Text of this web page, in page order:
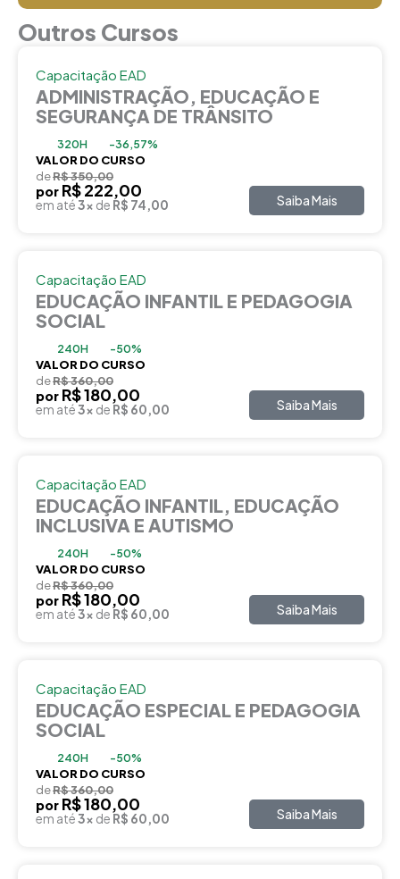
Outros Cursos
Capacitação EAD
ADMINISTRAÇÃO, EDUCAÇÃO E
SEGURANÇA DE TRÂNSITO
320H -36,57%
VALOR DO CURSO
deR$ 350,00
por R$ 222,00
em até3x de R$ 74,00 Saiba Mais
Capacitação EAD
EDUCAÇÃO INFANTIL E PEDAGOGIA
SOCIAL
240H -50%
VALOR DO CURSO
deR$ 360,00
por R$ 180,00
em até3x de R$ 60,00 Saiba Mais
Capacitação EAD
EDUCAÇÃO INFANTIL, EDUCAÇÃO
INCLUSIVA E AUTISMO
240H -50%
VALOR DO CURSO
deR$ 360,00
por R$ 180,00
em até3x de R$ 60,00 Saiba Mais
Capacitação EAD
EDUCAÇÃO ESPECIAL E PEDAGOGIA
SOCIAL
240H -50%
VALOR DO CURSO
deR$ 360,00
por R$ 180,00
em até3x de R$ 60,00 Saiba Mais